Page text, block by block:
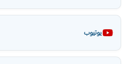
يوتيوب